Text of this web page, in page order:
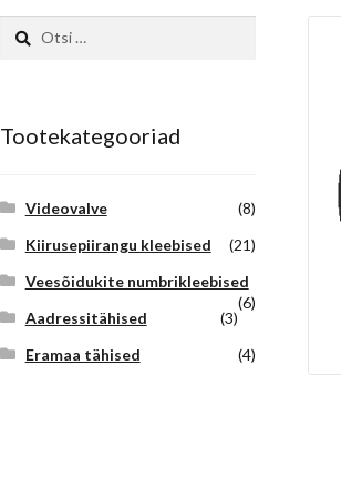
Otsi:
Tootekategooriad
Videovalve
(8)
Kiirusepiirangu kleebised
(21)
Veesõidukite numbrikleebised
(6)
Aadressitähised
(3)
Eramaa tähised
(4)